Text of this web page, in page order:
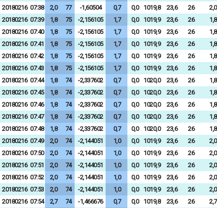
20180216 07:38 2,0 77 -1,60504 0,7 0,0 1019,8 23,6 26
2,0
20180216 07:39 1,8 75 -2,156105 1,7 0,0 1019,9 23,6 26
1,8
20180216 07:40 1,8 75 -2,156105 1,7 0,0 1019,9 23,6 26
1,8
20180216 07:41 1,8 75 -2,156105 1,7 0,0 1019,9 23,6 26
1,8
20180216 07:42 1,8 75 -2,156105 1,7 0,0 1019,9 23,6 26
1,8
20180216 07:43 1,8 75 -2,156105 1,7 0,0 1019,9 23,6 26
1,8
20180216 07:44 1,8 74 -2,337602 0,7 0,0 1020,0 23,6 26
1,8
20180216 07:45 1,8 74 -2,337602 0,7 0,0 1020,0 23,6 26
1,8
20180216 07:46 1,8 74 -2,337602 0,7 0,0 1020,0 23,6 26
1,8
20180216 07:47 1,8 74 -2,337602 0,7 0,0 1020,0 23,6 26
1,8
20180216 07:48 1,8 74 -2,337602 0,7 0,0 1020,0 23,6 26
1,8
20180216 07:49 2,0 74 -2,144051 1,0 0,0 1019,9 23,6 26
2,0
20180216 07:50 2,0 74 -2,144051 1,0 0,0 1019,9 23,6 26
2,0
20180216 07:51 2,0 74 -2,144051 1,0 0,0 1019,9 23,6 26
2,0
20180216 07:52 2,0 74 -2,144051 1,0 0,0 1019,9 23,6 26
2,0
20180216 07:53 2,0 74 -2,144051 1,0 0,0 1019,9 23,6 26
2,0
20180216 07:54 2,7 74 -1,466676 0,7 0,0 1019,8 23,6 26
2,7